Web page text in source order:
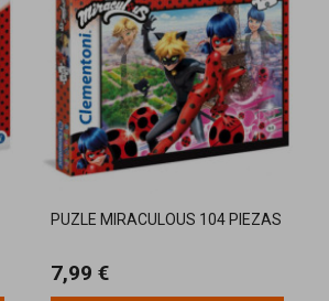
PUZLE MIRACULOUS 104 PIEZAS
7,99 €